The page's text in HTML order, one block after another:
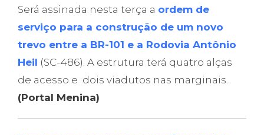
Será assinada nesta terça a ordem de
serviço para a construção de um novo
trevo entre a BR-101 e a Rodovia Antônio
Heil (SC-486). A estrutura terá quatro alças
de acesso e dois viadutos nas marginais.
(Portal Menina)